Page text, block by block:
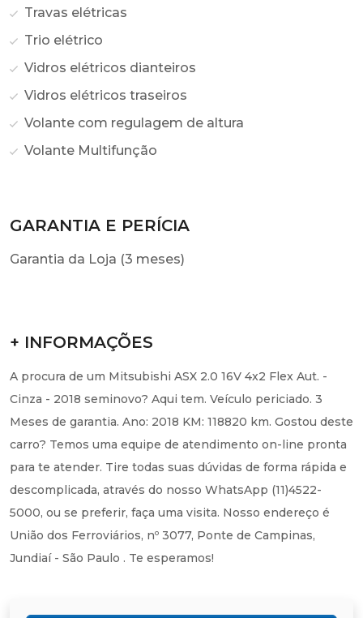
Travas elétricas
Trio elétrico
Vidros elétricos dianteiros
Vidros elétricos traseiros
Volante com regulagem de altura
Volante Multifunção
GARANTIA E PERÍCIA
Garantia da Loja (3 meses)
+ INFORMAÇÕES
A procura de um Mitsubishi ASX 2.0 16V 4x2 Flex Aut. -
Cinza - 2018 seminovo? Aqui tem. Veículo periciado. 3
Meses de garantia. Ano: 2018 KM: 118820 km. Gostou deste
carro? Temos uma equipe de atendimento on-line pronta
para te atender. Tire todas suas dúvidas de forma rápida e
descomplicada, através do nosso WhatsApp (11)4522-
5000, ou se preferir, faça uma visita. Nosso endereço é
União dos Ferroviários, nº 3077, Ponte de Campinas,
Jundiaí - São Paulo . Te esperamos!